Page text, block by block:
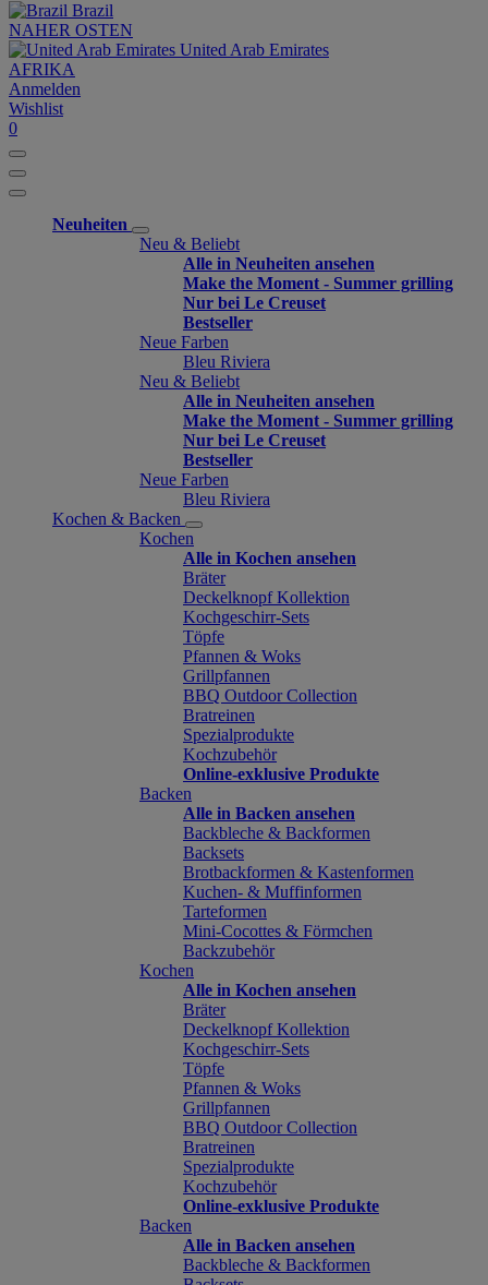
Brazil
NAHER OSTEN
United Arab Emirates
AFRIKA
Anmelden
Wishlist
0
Neuheiten
Neu & Beliebt
Alle in Neuheiten ansehen
Make the Moment - Summer grilling
Nur bei Le Creuset
Bestseller
Neue Farben
Bleu Riviera
Neu & Beliebt
Alle in Neuheiten ansehen
Make the Moment - Summer grilling
Nur bei Le Creuset
Bestseller
Neue Farben
Bleu Riviera
Kochen & Backen
Kochen
Alle in Kochen ansehen
Bräter
Deckelknopf Kollektion
Kochgeschirr-Sets
Töpfe
Pfannen & Woks
Grillpfannen
BBQ Outdoor Collection
Bratreinen
Spezialprodukte
Kochzubehör
Online-exklusive Produkte
Backen
Alle in Backen ansehen
Backbleche & Backformen
Backsets
Brotbackformen & Kastenformen
Kuchen- & Muffinformen
Tarteformen
Mini-Cocottes & Förmchen
Backzubehör
Kochen
Alle in Kochen ansehen
Bräter
Deckelknopf Kollektion
Kochgeschirr-Sets
Töpfe
Pfannen & Woks
Grillpfannen
BBQ Outdoor Collection
Bratreinen
Spezialprodukte
Kochzubehör
Online-exklusive Produkte
Backen
Alle in Backen ansehen
Backbleche & Backformen